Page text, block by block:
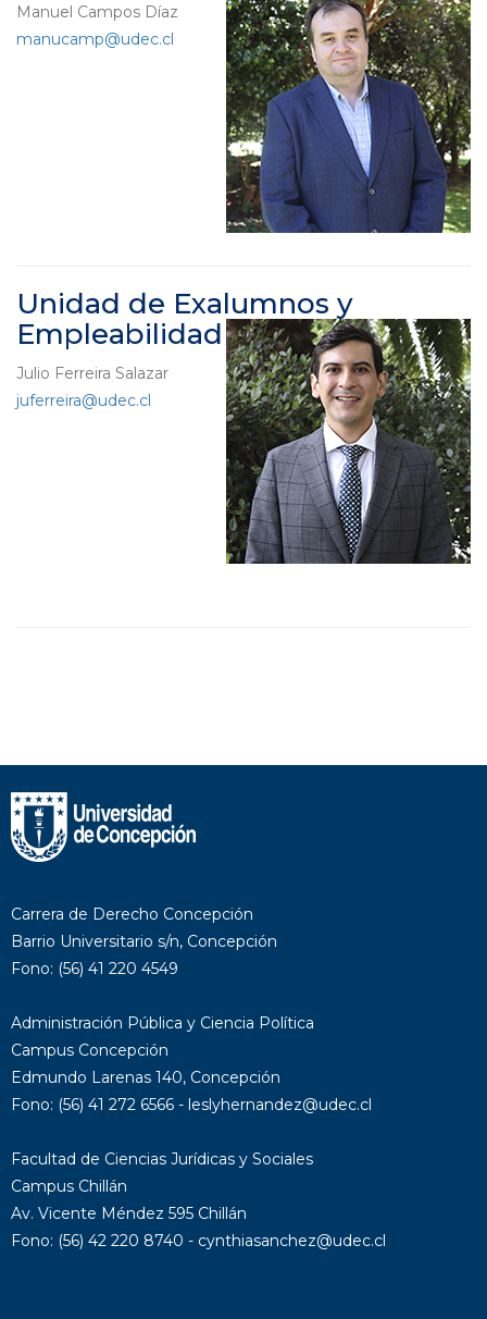
Manuel Campos Díaz
manucamp@udec.cl
Unidad de Exalumnos y
Empleabilidad
Julio Ferreira Salazar
juferreira@udec.cl
Carrera de Derecho Concepción
Barrio Universitario s/n, Concepción
Fono: (56) 41 220 4549
Administración Pública y Ciencia Política
Campus Concepción
Edmundo Larenas 140, Concepción
Fono: (56) 41 272 6566 - leslyhernandez@udec.cl
Facultad de Ciencias Jurídicas y Sociales
Campus Chillán
Av. Vicente Méndez 595 Chillán
Fono: (56) 42 220 8740 - cynthiasanchez@udec.cl